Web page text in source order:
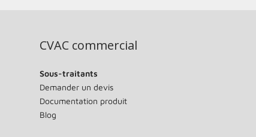
CVAC commercial
Sous-traitants
Demander un devis
Documentation produit
Blog